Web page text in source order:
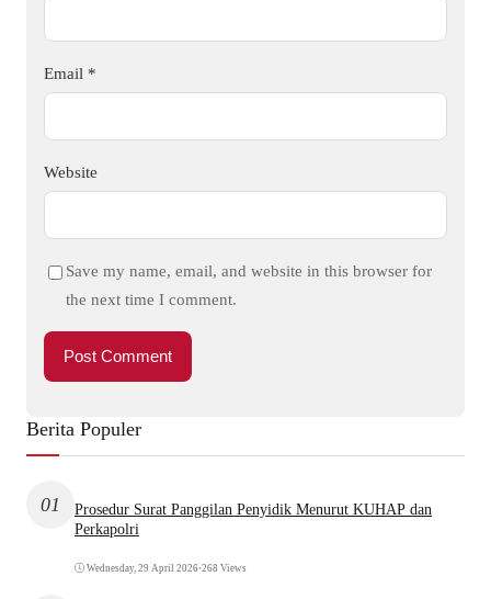
Email *
Website
Save my name, email, and website in this browser for
the next time I comment.
Berita Populer
01
Prosedur Surat Panggilan Penyidik Menurut KUHAP dan
Perkapolri
Wednesday, 29 April 2026•268 Views